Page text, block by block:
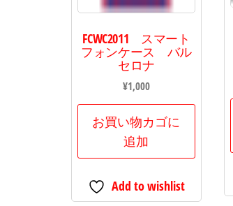
FCWC2011 スマート
フォンケース バル
セロナ
¥1,000
お買い物カゴに
追加
Add to wishlist